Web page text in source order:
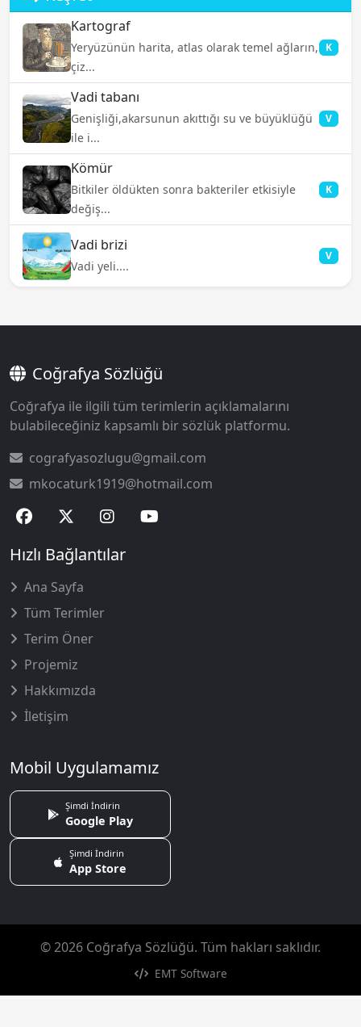
Kartograf
Yeryüzünün harita, atlas olarak temel ağların,
çiz...
K
Vadi tabanı
Genişliği,akarsunun akıttığı su ve büyüklüğü
ile i...
V
Kömür
Bitkiler öldükten sonra bakteriler etkisiyle
değiş...
K
Vadi brizi
Vadi yeli....
V
Coğrafya Sözlüğü
Coğrafya ile ilgili tüm terimlerin açıklamalarını
bulabileceğiniz kapsamlı bir sözlük platformu.
cografyasozlugu@gmail.com
mkocaturk1919@hotmail.com
Hızlı Bağlantılar
Ana Sayfa
Tüm Terimler
Terim Öner
Projemiz
Hakkımızda
İletişim
Mobil Uygulamamız
Şimdi İndirin
Google Play
Şimdi İndirin
App Store
© 2026 Coğrafya Sözlüğü. Tüm hakları saklıdır.
EMT Software